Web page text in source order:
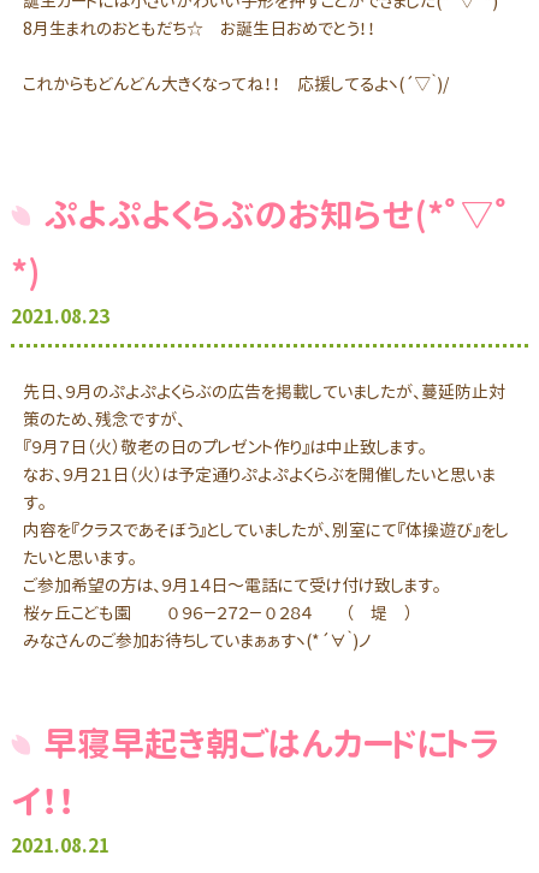
8月生まれのおともだち☆ お誕生日おめでとう！！
これからもどんどん大きくなってね！！ 応援してるよヽ(´▽｀)/
ぷよぷよくらぶのお知らせ(*ﾟ▽ﾟ
*)
2021.08.23
先日、９月のぷよぷよくらぶの広告を掲載していましたが、蔓延防止対
策のため、残念ですが、
『９月７日（火）敬老の日のプレゼント作り』は中止致します。
なお、９月２１日（火）は予定通りぷよぷよくらぶを開催したいと思いま
す。
内容を『クラスであそぼう』としていましたが、別室にて『体操遊び』をし
たいと思います。
ご参加希望の方は、９月１４日～電話にて受け付け致します。
桜ヶ丘こども園 ０９６－２７２－０２８４ （ 堤 ）
みなさんのご参加お待ちしていまぁぁすヽ(*´∀｀)ノ
早寝早起き朝ごはんカードにトラ
イ！！
2021.08.21